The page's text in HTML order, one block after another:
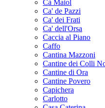
Cà Maiol
Ca' de Pazzi
Ca' dei Frati
Ca' dell'Orsa
Caccia al Piano
Caffo
Cantina Mazzoni
Cantine dei Colli
Cantine di Ora
Cantine Povero
Capichera
Carlotto